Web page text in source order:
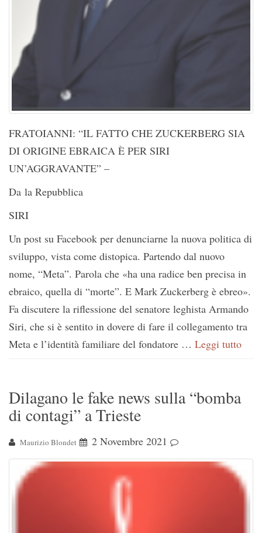
FRATOIANNI: “IL FATTO CHE ZUCKERBERG SIA
DI ORIGINE EBRAICA È PER SIRI
UN’AGGRAVANTE” –
Da la Repubblica
SIRI
Un post su Facebook per denunciarne la nuova politica di
sviluppo, vista come distopica. Partendo dal nuovo
nome, “Meta”. Parola che «ha una radice ben precisa in
ebraico, quella di “morte”. E Mark Zuckerberg è ebreo».
Fa discutere la riflessione del senatore leghista Armando
Siri, che si è sentito in dovere di fare il collegamento tra
Meta e l’identità familiare del fondatore … Leggi tutto
Dilagano le fake news sulla “bomba
di contagi” a Trieste
Maurizio Blondet 2 Novembre 2021